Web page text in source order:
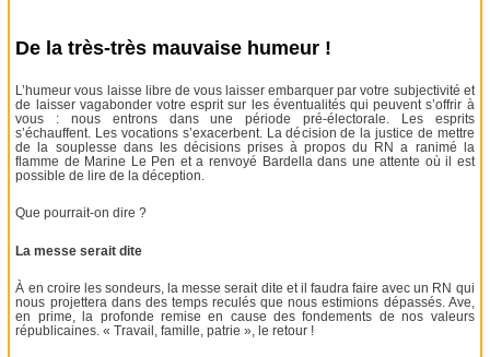
De la très-très mauvaise humeur !
L’humeur vous laisse libre de vous laisser embarquer par votre subjectivité et
de laisser vagabonder votre esprit sur les éventualités qui peuvent s’offrir à
vous : nous entrons dans une période pré-électorale. Les esprits
s’échauffent. Les vocations s’exacerbent. La décision de la justice de mettre
de la souplesse dans les décisions prises à propos du RN a ranimé la
flamme de Marine Le Pen et a renvoyé Bardella dans une attente où il est
possible de lire de la déception.
Que pourrait-on dire ?
La messe serait dite
À en croire les sondeurs, la messe serait dite et il faudra faire avec un RN qui
nous projettera dans des temps reculés que nous estimions dépassés. Ave,
en prime, la profonde remise en cause des fondements de nos valeurs
républicaines. « Travail, famille, patrie », le retour !